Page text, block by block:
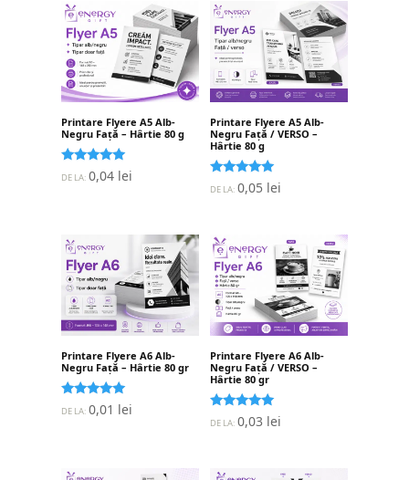
mai
recente
Printare Flyere A5 Alb-
Negru Față – Hârtie 80 g
Evaluat la
5.00
DE LA:0,04 lei
Printare Flyere A5 Alb-
Negru Față / VERSO –
Hârtie 80 g
Evaluat la
5.00
DE LA:0,05 lei
Printare Flyere A6 Alb-
Negru Față – Hârtie 80 gr
Evaluat la
5.00
DE LA:0,01 lei
Printare Flyere A6 Alb-
Negru Față / VERSO –
Hârtie 80 gr
Evaluat la
5.00
DE LA:0,03 lei